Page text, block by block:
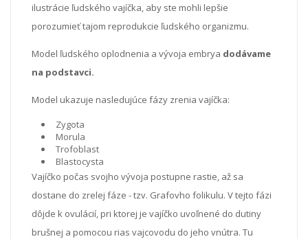
ilustrácie ľudského vajíčka, aby ste mohli lepšie
porozumieť tajom reprodukcie ľudského organizmu.
Model ľudského oplodnenia a vývoja embrya dodávame
na podstavci.
Model ukazuje nasledujúce fázy zrenia vajíčka:
Zygota
Morula
Trofoblast
Blastocysta
Vajíčko počas svojho vývoja postupne rastie, až sa
dostane do zrelej fáze - tzv. Grafovho folikulu. V tejto fázi
dôjde k ovulácií, pri ktorej je vajíčko uvoľnené do dutiny
brušnej a pomocou rias vajcovodu do jeho vnútra. Tu